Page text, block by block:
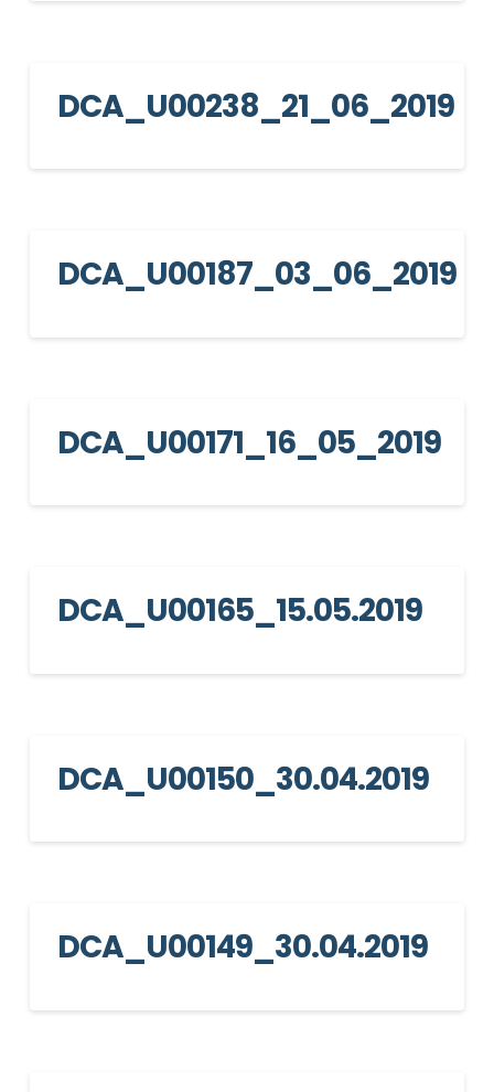
DCA_U00238_21_06_2019
DCA_U00187_03_06_2019
DCA_U00171_16_05_2019
DCA_U00165_15.05.2019
DCA_U00150_30.04.2019
DCA_U00149_30.04.2019